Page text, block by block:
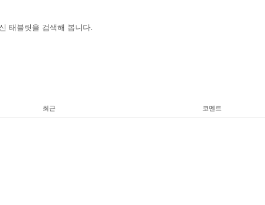
태블릿을 검색해 봅니다.
최근 코멘트